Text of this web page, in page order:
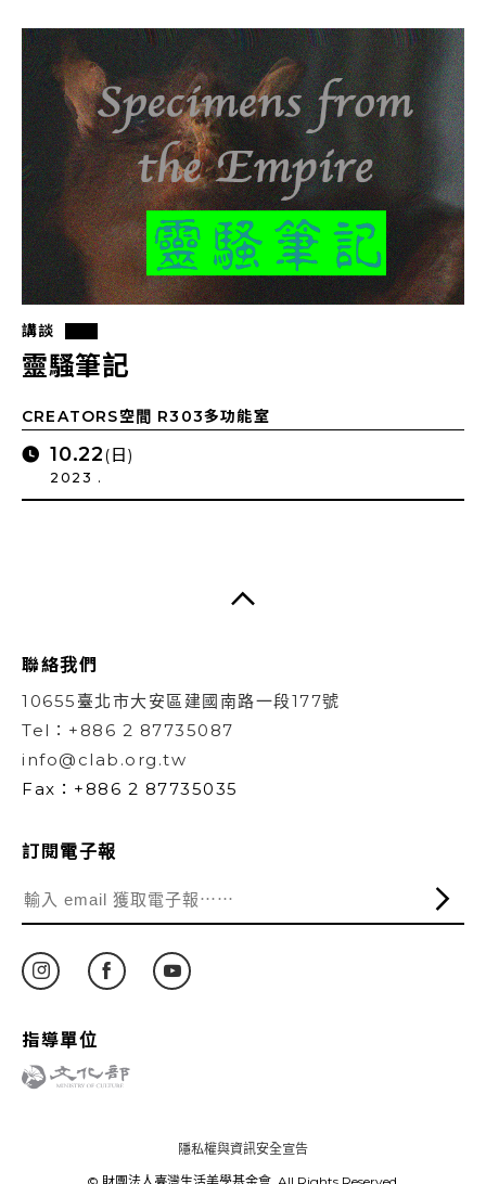
講談
靈騷筆記
CREATORS空間 R303多功能室
10.22(日)
2023 .
聯絡我們
10655臺北市大安區建國南路一段177號
Tel：+886 2 87735087
info@clab.org.tw
Fax：+886 2 87735035
訂閱電子報
指導單位
隱私權與資訊安全宣告
© 財團法人臺灣生活美學基金會. All Rights Reserved.